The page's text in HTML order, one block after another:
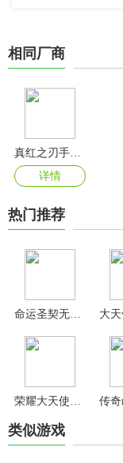
相同厂商
真红之刃手游官方版
详情
热门推荐
命运圣契无限内购版
类似游戏